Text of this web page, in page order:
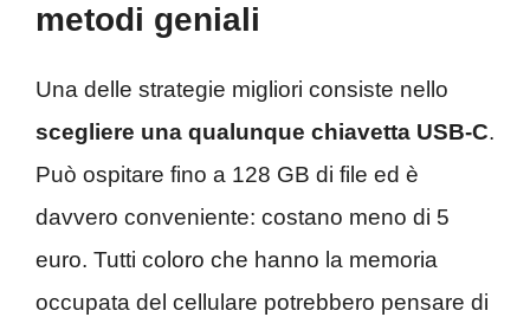
metodi geniali
Una delle strategie migliori consiste nello
scegliere una qualunque chiavetta USB-C.
Può ospitare fino a 128 GB di file ed è
davvero conveniente: costano meno di 5
euro. Tutti coloro che hanno la memoria
occupata del cellulare potrebbero pensare di